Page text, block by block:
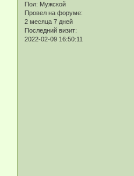
Пол: Мужской
Провел на форуме:
2 месяца 7 дней
Последний визит:
2022-02-09 16:50:11